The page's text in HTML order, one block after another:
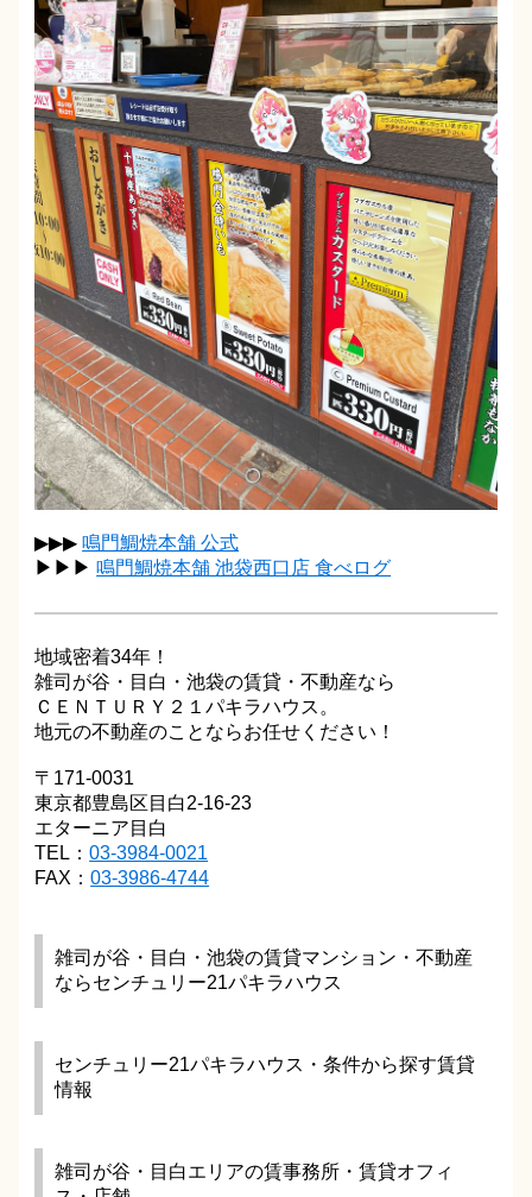
▶▶▶鳴門鯛焼本舗 公式
▶▶▶鳴門鯛焼本舗 池袋西口店 食べログ
地域密着34年！
雑司が谷・目白・池袋の賃貸・不動産なら
ＣＥＮＴＵＲＹ２１パキラハウス。
地元の不動産のことならお任せください！
〒171-0031
東京都豊島区目白2-16-23
エターニア目白
TEL：03-3984-0021
FAX：03-3986-4744
雑司が谷・目白・池袋の賃貸マンション・不動産
ならセンチュリー21パキラハウス
センチュリー21パキラハウス・条件から探す賃貸
情報
雑司が谷・目白エリアの賃事務所・賃貸オフィ